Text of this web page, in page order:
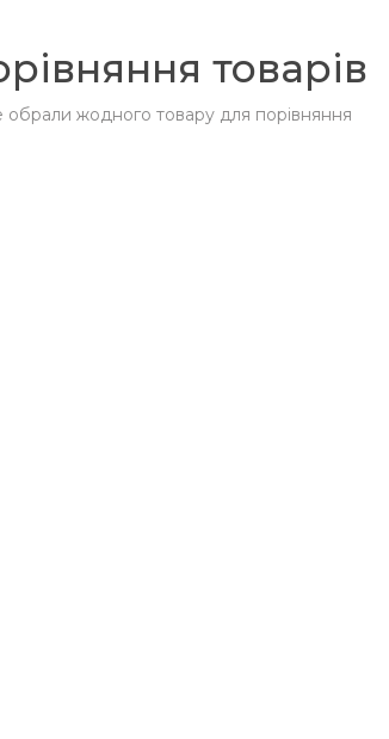
товарів
обрали жодного товару для порівняння